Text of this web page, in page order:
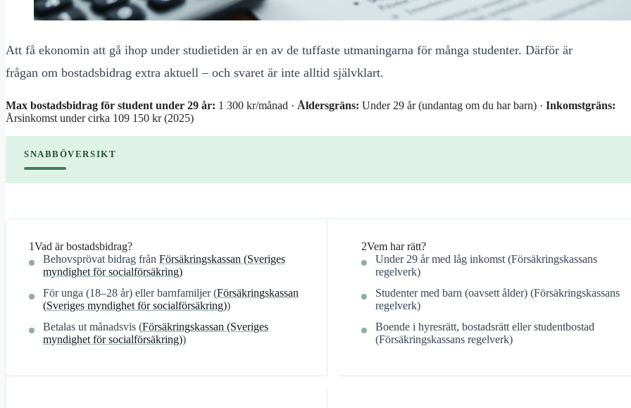
Att få ekonomin att gå ihop under studietiden är en av de tuffaste utmaningarna för många studenter. Därför är
frågan om bostadsbidrag extra aktuell – och svaret är inte alltid självklart.
Max bostadsbidrag för student under 29 år: 1 300 kr/månad · Åldersgräns: Under 29 år (undantag om du har barn) · Inkomstgräns:
Årsinkomst under cirka 109 150 kr (2025)
SNABBÖVERSIKT
1Vad är bostadsbidrag?
Behovsprövat bidrag från Försäkringskassan (Sveriges
myndighet för socialförsäkring)
För unga (18–28 år) eller barnfamiljer (Försäkringskassan
(Sveriges myndighet för socialförsäkring))
Betalas ut månadsvis (Försäkringskassan (Sveriges
myndighet för socialförsäkring))
2Vem har rätt?
Under 29 år med låg inkomst (Försäkringskassans
regelverk)
Studenter med barn (oavsett ålder) (Försäkringskassans
regelverk)
Boende i hyresrätt, bostadsrätt eller studentbostad
(Försäkringskassans regelverk)